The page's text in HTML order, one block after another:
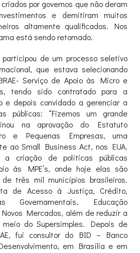
por governos que não deram
e demitiram muitos
altamente qualificados. Nos
está sendo retomado.
de um processo seletivo
que estava selecionando
Serviço de Apoio às Micro e
tendo sido contratado para a
e depois convidado a gerenciar a
públicas: “Fizemos um grande
na aprovação do Estatuto
e Pequenas Empresas, uma
ao Small Business Act, nos EUA.
a criação de políticas públicas
às MPE’s, onde hoje elas são
três mil municípios brasileiros.
de Acesso à Justiça, Crédito,
Governamentais, Educação
Mercados, além de reduzir a
do Supersimples. Depois de
fui consultor do BID – Banco
em Brasília e em